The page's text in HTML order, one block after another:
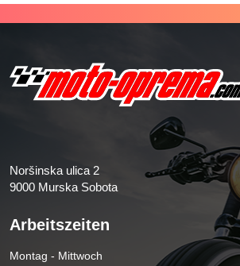
Noršinska ulica 2
9000 Murska Sobota
Arbeitszeiten
Montag - Mittwoch